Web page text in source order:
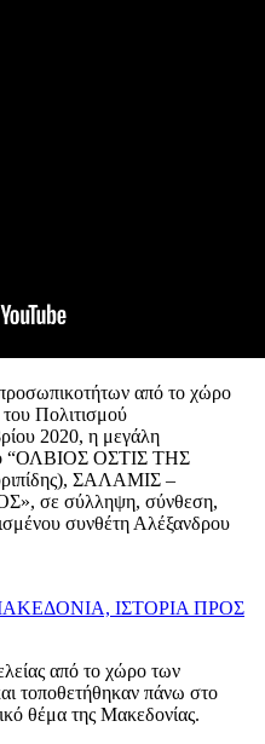
από το χώρο
Πολιτισμού
2020, η μεγάλη
“ΟΛΒΙΟΣ ΟΣΤΙΣ ΤΗΣ
ΣΑΛΑΜΙΣ –
σε σύλληψη, σύνθεση,
συνθέτη Αλέξανδρου
ΙΣΤΟΡΙΑ ΠΡΟΣ
από το χώρο των
τοποθετήθηκαν πάνω στο
θέμα της Μακεδονίας.